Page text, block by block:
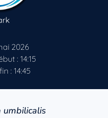
2026
: 14:15
: 14:45
umbilicalis